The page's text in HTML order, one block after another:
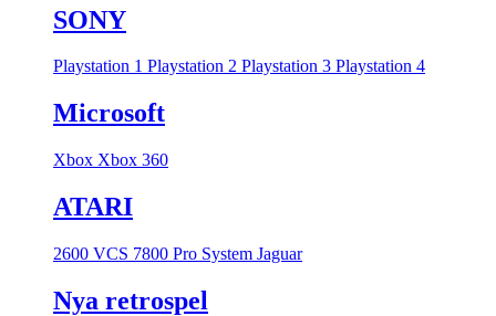
SONY
Playstation 1 Playstation 2 Playstation 3 Playstation 4
Microsoft
Xbox Xbox 360
ATARI
2600 VCS 7800 Pro System Jaguar
Nya retrospel